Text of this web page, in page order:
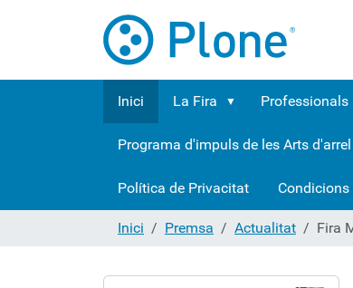
Inici La Fira Professionals
Programa d'impuls de les Arts d'arrel
Política de Privacitat Condicions
Inici Premsa Actualitat Fira